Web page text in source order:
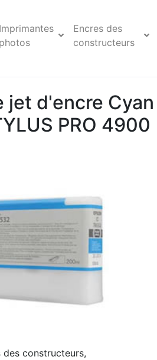
Imprimantes
photos
Encres des
constructeurs
jet d'encre
PRO 4900
des constructeurs,